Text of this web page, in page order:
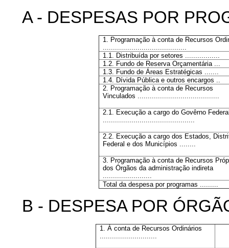
A - DESPESAS POR
1. Programação à conta de Recursos
.........................................
1.1. Distribuída por setores .................
1.2. Fundo de Reserva Orçamentária ...
1.3. Fundo de Áreas Estratégicas .......
1.4. Dívida Pública e outros encargos ..
2. Programação à conta de Recursos
Vinculados ........................................
2.1. Execução a cargo do Govêrno
.............................................
2.2. Execução a cargo dos Estados,
Federal e dos Municípios ........
3. Programação à conta de Recursos
dos Órgãos da administração indireta
........................
Total da despesa por programas .........
B - DESPESA POR
1. À conta de Recursos Ordinários
............................